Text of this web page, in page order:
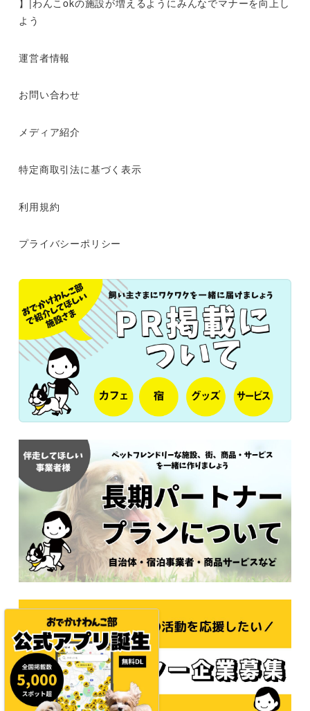
よう
運営者情報
お問い合わせ
メディア紹介
特定商取引法に基づく表示
利用規約
プライバシーポリシー